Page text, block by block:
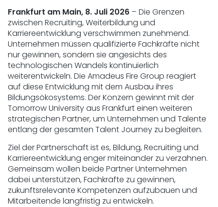
Frankfurt am Main, 8. Juli 2026 – Die Grenzen
zwischen Recruiting, Weiterbildung und
Karriereentwicklung verschwimmen zunehmend.
Unternehmen müssen qualifizierte Fachkräfte nicht
nur gewinnen, sondern sie angesichts des
technologischen Wandels kontinuierlich
weiterentwickeln. Die Amadeus Fire Group reagiert
auf diese Entwicklung mit dem Ausbau ihres
Bildungsökosystems. Der Konzern gewinnt mit der
Tomorrow University aus Frankfurt einen weiteren
strategischen Partner, um Unternehmen und Talente
entlang der gesamten Talent Journey zu begleiten.
Ziel der Partnerschaft ist es, Bildung, Recruiting und
Karriereentwicklung enger miteinander zu verzahnen.
Gemeinsam wollen beide Partner Unternehmen
dabei unterstützen, Fachkräfte zu gewinnen,
zukunftsrelevante Kompetenzen aufzubauen und
Mitarbeitende langfristig zu entwickeln.